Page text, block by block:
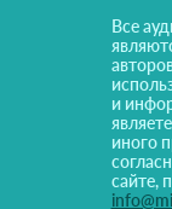
Все
и
иного
сайте,